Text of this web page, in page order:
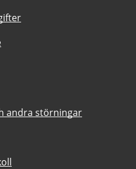
andra störningar